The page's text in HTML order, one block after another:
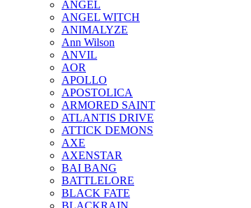
ANGEL
ANGEL WITCH
ANIMALYZE
Ann Wilson
ANVIL
AOR
APOLLO
APOSTOLICA
ARMORED SAINT
ATLANTIS DRIVE
ATTICK DEMONS
AXE
AXENSTAR
BAI BANG
BATTLELORE
BLACK FATE
BLACKRAIN